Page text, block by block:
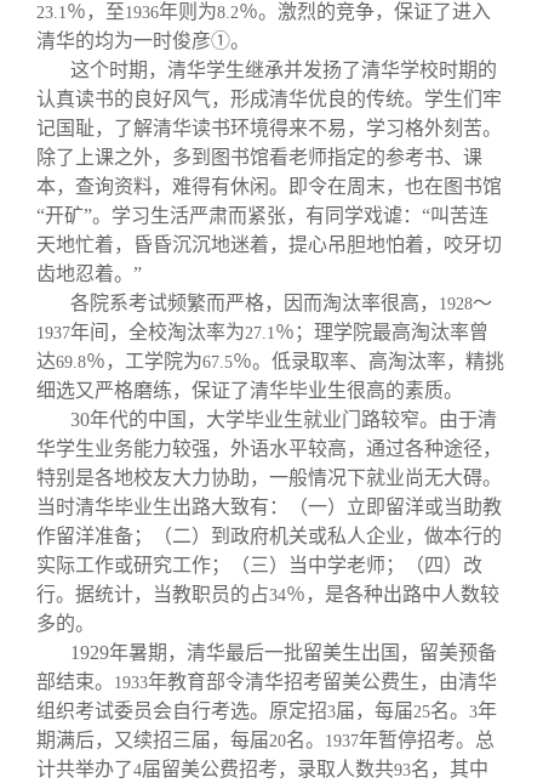
23.1％，至1936年则为8.2％。激烈的竞争，保证了进入
清华的均为一时俊彦①。
这个时期，清华学生继承并发扬了清华学校时期的
认真读书的良好风气，形成清华优良的传统。学生们牢
记国耻，了解清华读书环境得来不易，学习格外刻苦。
除了上课之外，多到图书馆看老师指定的参考书、课
本，查询资料，难得有休闲。即令在周末，也在图书馆
“开矿”。学习生活严肃而紧张，有同学戏谑：“叫苦连
天地忙着，昏昏沉沉地迷着，提心吊胆地怕着，咬牙切
齿地忍着。”
各院系考试频繁而严格，因而淘汰率很高，
1928～
1937年间，全校淘汰率为27.1％；理学院最高淘汰率曾
达69.8％，工学院为67.5％。低录取率、高淘汰率，精挑
细选又严格磨练，保证了清华毕业生很高的素质。
30年代的中国，大学毕业生就业门路较窄。由于清
华学生业务能力较强，外语水平较高，通过各种途径，
特别是各地校友大力协助，一般情况下就业尚无大碍。
当时清华毕业生出路大致有：（一）立即留洋或当助教
作留洋准备；（二）到政府机关或私人企业，做本行的
实际工作或研究工作；（三）当中学老师；（四）改
行。据统计，当教职员的占34％，是各种出路中人数较
多的。
1929年暑期，清华最后一批留美生出国，留美预备
部结束。
1933年教育部令清华招考留美公费生，由清华
组织考试委员会自行考选。原定招3届，每届25名。 3年
期满后，又续招三届，每届20名。 1937年暂停招考。总
计共举办了4届留美公费招考，录取人数共93名，其中